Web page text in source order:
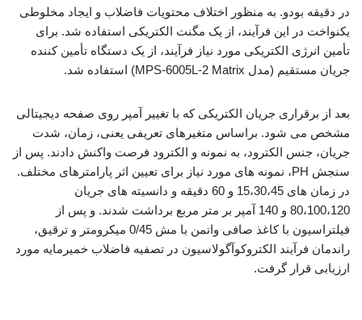
در دقیقه بودو. به منظور اختلاف محتویات فاضلاب و ایجاد مخلوطی
یکنواخت در این فرآیند، از یک مگنت الکتریکی استفاده شد. برای
تأمین انرژی الکتریکی مورد نیاز فرآیند، از یک دستگاه تأمین کننده
جریان مستقیم (مدل MPS-6005L-2 Matrix) استفاده شد.
بعد از برقراری جریان الکتریکی که با تغییر آمپر روی صفحه دیجیتالی
مشخص می شود. براساس متغیرهای تعریفی یعنی، زمان، شدت
جریان، جنس الکترود، به نمونه و الکترود فرصت واکنش دادند. پس از
سنجش PH، نمونه های مورد نیاز برای تعیین اثر پارامترهای مختلف.
در زمان های 15،30،45 و 60 دقیقه و دانسیته های جریان
80،100،120 و 140 آمپر بر متر مربع برداشت شدند. و پس از
فیلتراسیون با کاغذ صافی واتمن با مش 0/45 میکرومتر و ترقیق،
راندمان فرآیند الکتروکوآگولاسیون در تصفیه فاضلاب خمیرمایه مورد
ارزیابی قرار گرفت.